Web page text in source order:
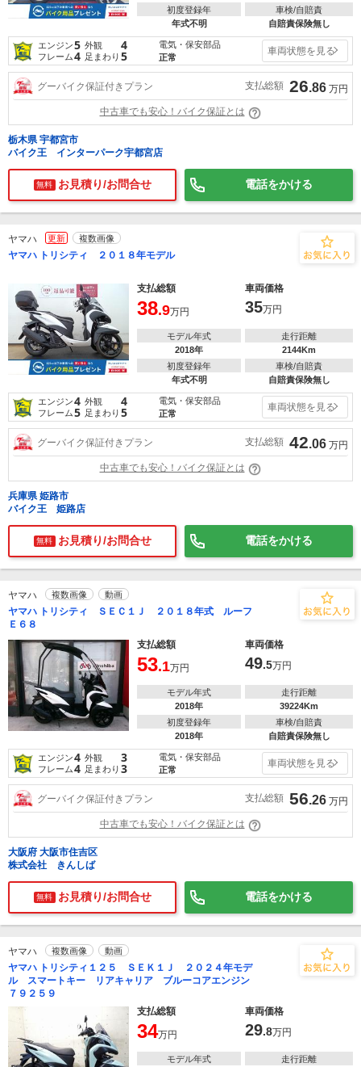
初度登録年
年式不明
車検/自賠責
自賠責保険無し
エンジン5 外観 4
フレーム4 足まわり 5
電気・保安部品
正常
車両状態を見る
グーバイク保証付きプラン 支払総額 26.86 万円
中古車でも安心！バイク保証とは
栃木県 宇都宮市
バイク王 インターパーク宇都宮店
無料 お見積り/お問合せ 電話をかける
ヤマハ 更新 複数画像
ヤマハ トリシティ ２０１８年モデル
支払総額 車両価格
38.9万円 35万円
モデル年式
2018年
走行距離
2144Km
初度登録年
年式不明
車検/自賠責
自賠責保険無し
エンジン4 外観 4
フレーム5 足まわり 5
電気・保安部品
正常
車両状態を見る
グーバイク保証付きプラン 支払総額 42.06 万円
中古車でも安心！バイク保証とは
兵庫県 姫路市
バイク王 姫路店
無料 お見積り/お問合せ 電話をかける
ヤマハ 複数画像 動画
ヤマハ トリシティ ＳＥＣ１Ｊ ２０１８年式 ルーフ
Ｅ６８
支払総額
車両価格
53.1万円 49.5万円
モデル年式
2018年
走行距離
39224Km
初度登録年
2018年
車検/自賠責
自賠責保険無し
エンジン4 外観 3
フレーム4 足まわり 3
電気・保安部品
正常
車両状態を見る
グーバイク保証付きプラン 支払総額 56.26 万円
中古車でも安心！バイク保証とは
大阪府 大阪市住吉区
株式会社 きんしば
無料 お見積り/お問合せ 電話をかける
ヤマハ 複数画像 動画
ヤマハ トリシティ１２５ ＳＥＫ１Ｊ ２０２４年モデ
ル スマートキー リアキャリア ブルーコアエンジン
７９２５９
支払総額
車両価格
34万円 29.8万円
モデル年式
走行距離